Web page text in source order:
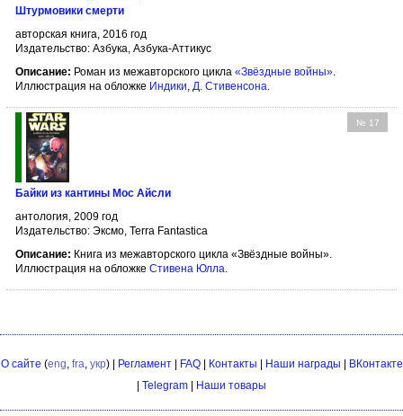
Штурмовики смерти
авторская книга, 2016 год
Издательство: Азбука, Азбука-Аттикус
Описание: Роман из межавторского цикла «Звёздные войны».
Иллюстрация на обложке Индики, Д. Стивенсона.
№ 17
Байки из кантины Мос Айсли
антология, 2009 год
Издательство: Эксмо, Terra Fantastica
Описание: Книга из межавторского цикла «Звёздные войны».
Иллюстрация на обложке Стивена Юлла.
О сайте (eng, fra, укр) | Регламент| FAQ| Контакты | Наши награды | ВКонтакте
| Telegram | Наши товары